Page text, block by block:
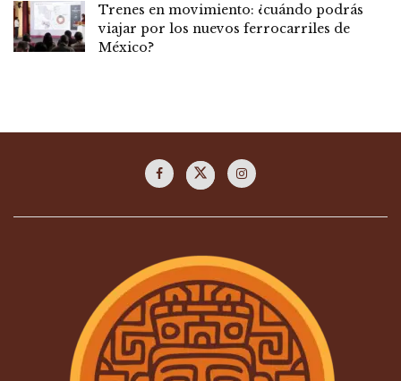
Trenes en movimiento: ¿cuándo podrás
viajar por los nuevos ferrocarriles de
México?